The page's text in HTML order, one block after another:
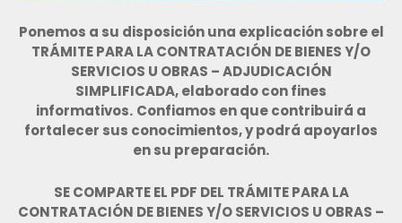
Ponemos a su disposición una explicación sobre el
TRÁMITE PARA LA CONTRATACIÓN DE BIENES Y/O
SERVICIOS U OBRAS – ADJUDICACIÓN
SIMPLIFICADA, elaborado con fines
informativos. Confiamos en que contribuirá a
fortalecer sus conocimientos, y podrá apoyarlos
en su preparación.
SE COMPARTE EL PDF DEL TRÁMITE PARA LA
CONTRATACIÓN DE BIENES Y/O SERVICIOS U OBRAS –